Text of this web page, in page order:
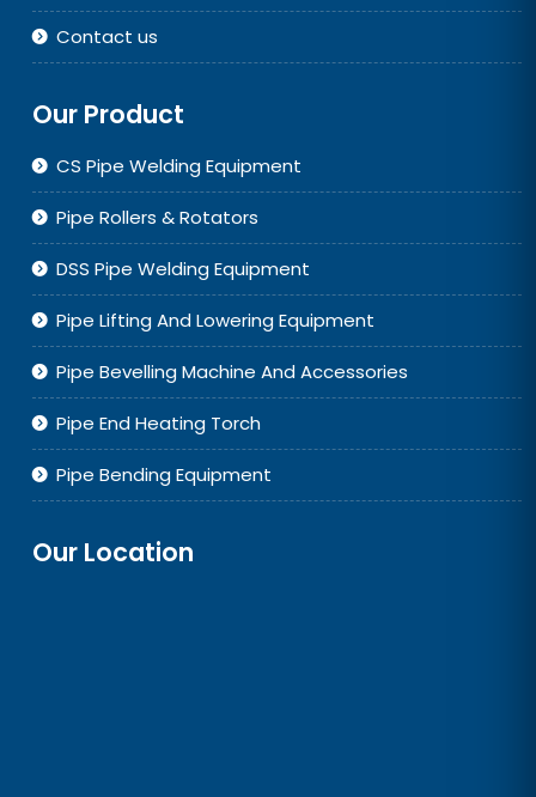
Contact us
Our Product
CS Pipe Welding Equipment
Pipe Rollers & Rotators
DSS Pipe Welding Equipment
Pipe Lifting And Lowering Equipment
Pipe Bevelling Machine And Accessories
Pipe End Heating Torch
Pipe Bending Equipment
Our Location